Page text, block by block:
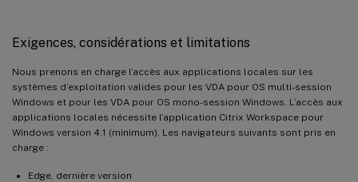
Exigences, considérations et limitations
Nous prenons en charge l’accès aux applications locales sur les
systèmes d’exploitation valides pour les VDA pour OS multi-session
Windows et pour les VDA pour OS mono-session Windows. L’accès aux
applications locales nécessite l’application Citrix Workspace pour
Windows version 4.1 (minimum). Les navigateurs suivants sont pris en
charge :
Edge, dernière version